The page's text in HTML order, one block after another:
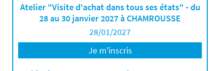
Atelier "Visite d'achat dans tous ses états" - du
28 au 30 janvier 2027 à CHAMROUSSE
28/01/2027
Je m'inscris